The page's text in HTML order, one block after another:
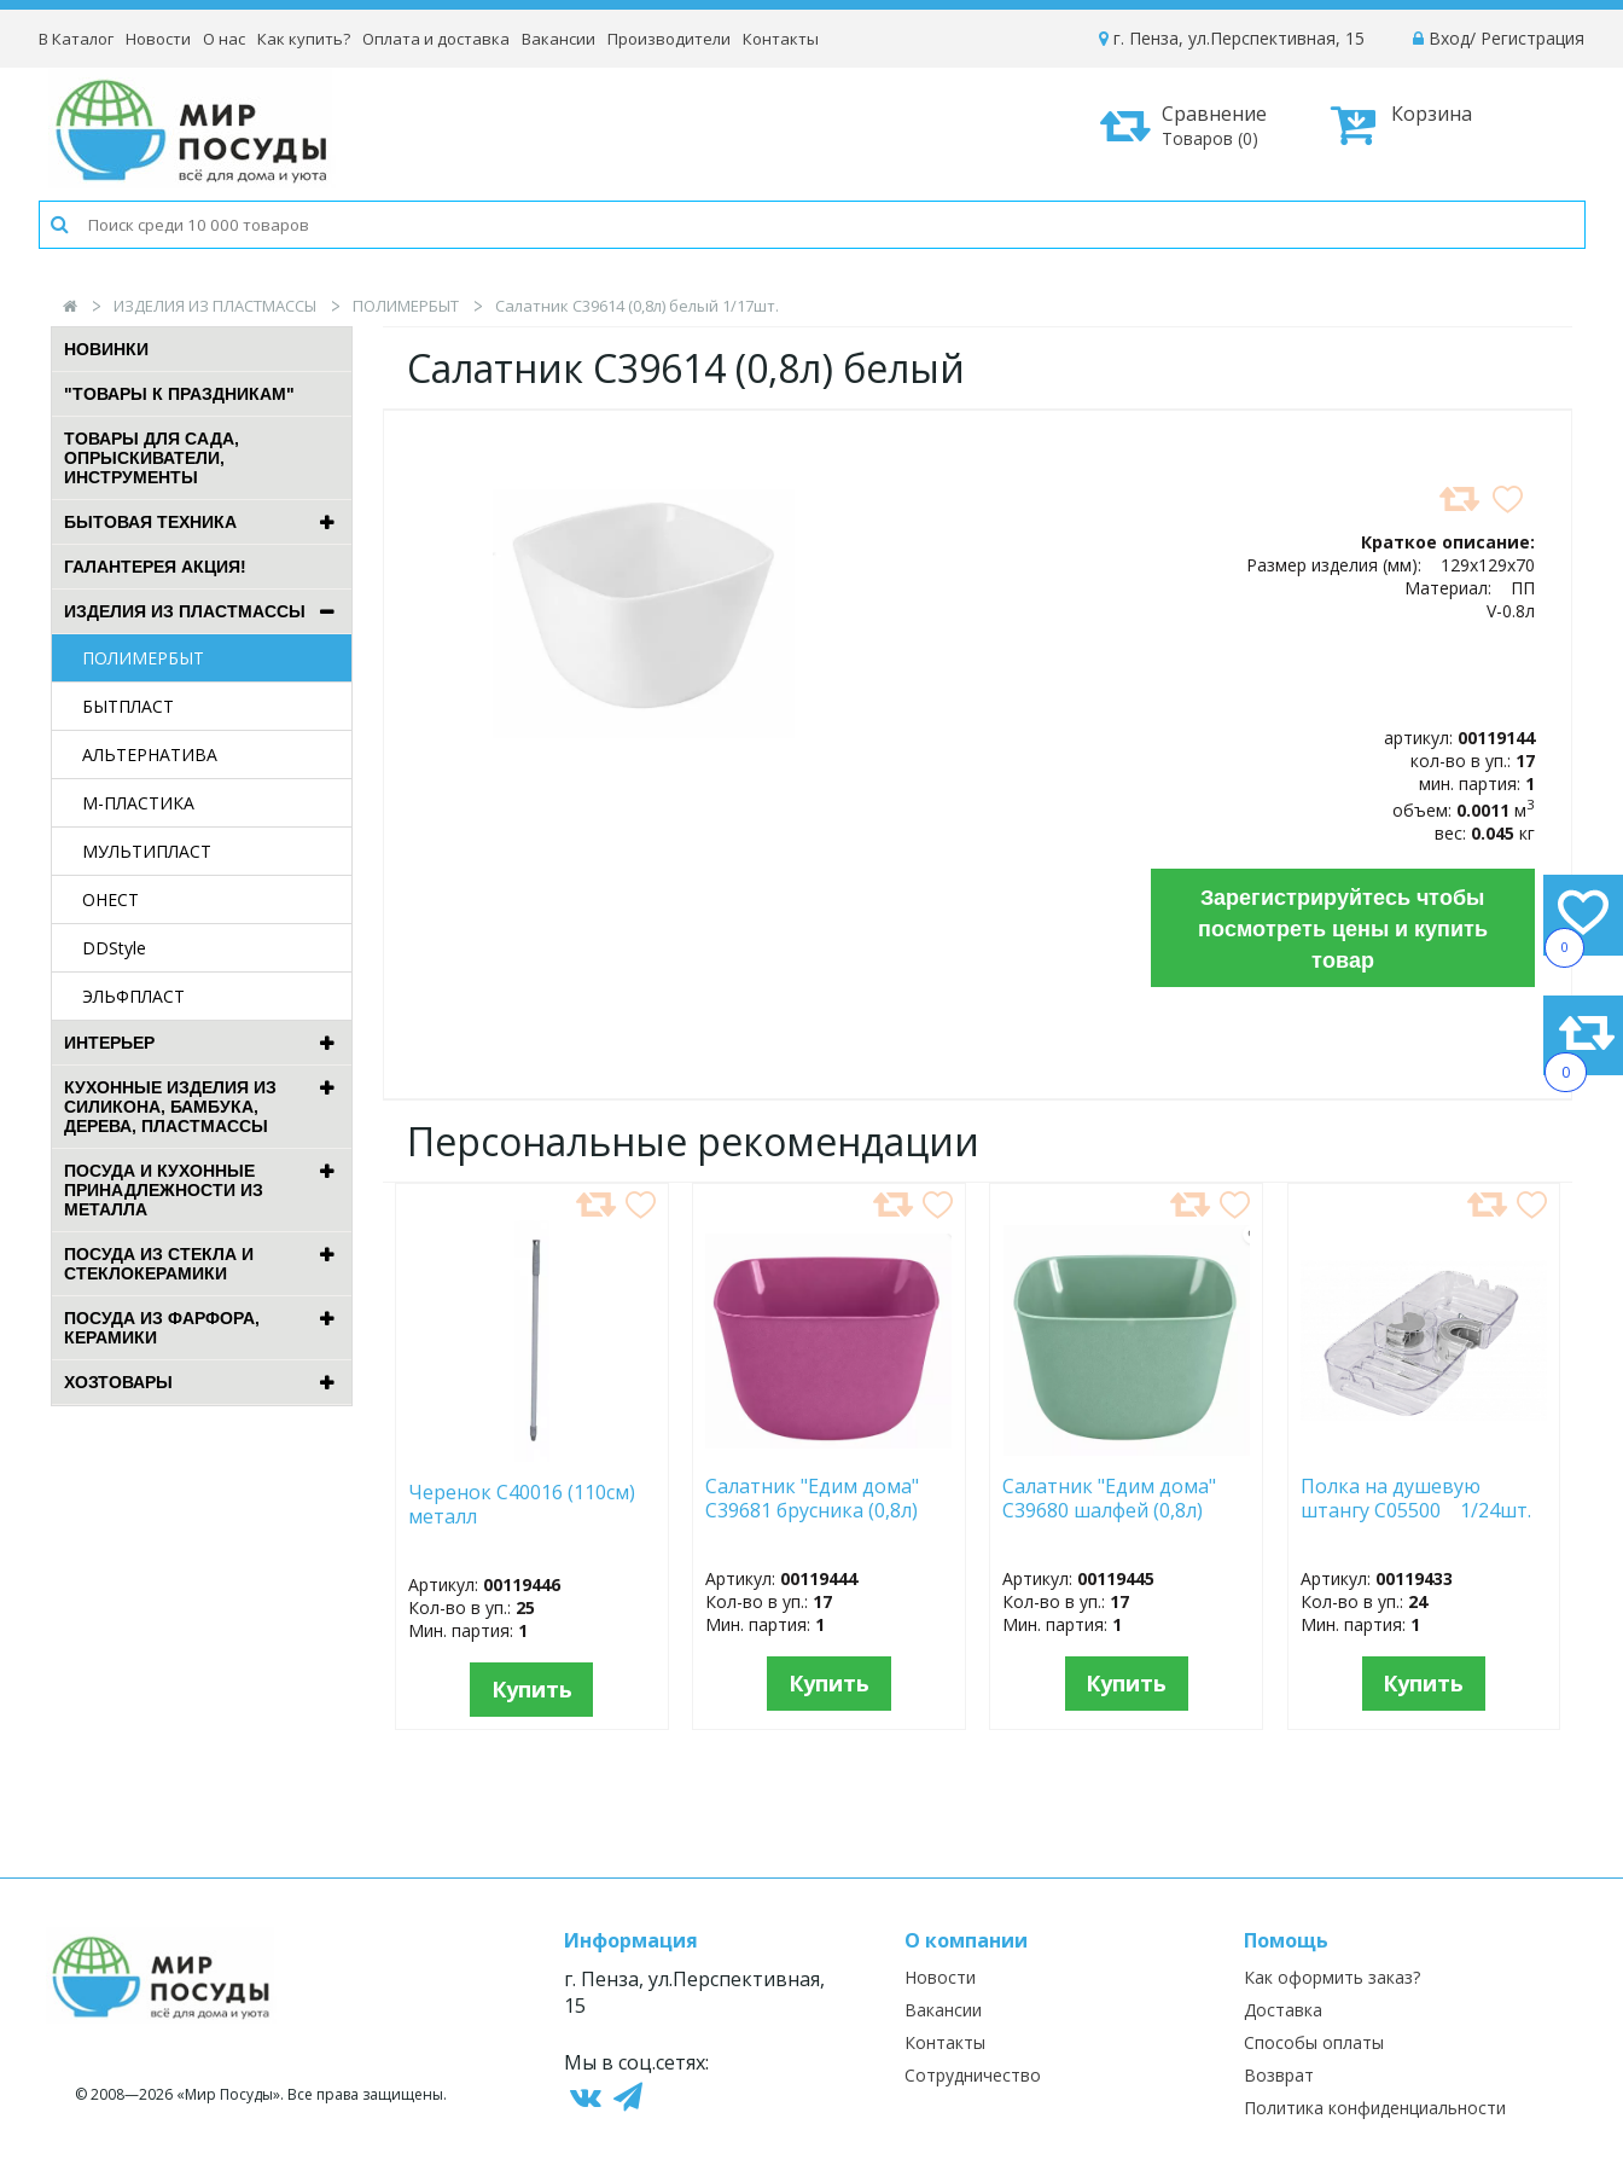
0
0
В Каталог Новости О нас Как купить? Оплата и доставка Вакансии Производители Контакты Вход/ Регистрация
г. Пенза, ул.Перспективная, 15
Корзина
Сравнение
Товаров (0)
ИЗДЕЛИЯ ИЗ ПЛАСТМАССЫ ПОЛИМЕРБЫТ Салатник С39614 (0,8л) белый 1/17шт.
НОВИНКИ
"ТОВАРЫ К ПРАЗДНИКАМ"
ТОВАРЫ ДЛЯ САДА,
ОПРЫСКИВАТЕЛИ,
ИНСТРУМЕНТЫ
БЫТОВАЯ ТЕХНИКА
ГАЛАНТЕРЕЯ АКЦИЯ!
ИЗДЕЛИЯ ИЗ ПЛАСТМАССЫ
ПОЛИМЕРБЫТ
БЫТПЛАСТ
АЛЬТЕРНАТИВА
М-ПЛАСТИКА
МУЛЬТИПЛАСТ
ОНЕСТ
DDStyle
ЭЛЬФПЛАСТ
ИНТЕРЬЕР
КУХОННЫЕ ИЗДЕЛИЯ ИЗ
СИЛИКОНА, БАМБУКА,
ДЕРЕВА, ПЛАСТМАССЫ
ПОСУДА И КУХОННЫЕ
ПРИНАДЛЕЖНОСТИ ИЗ
МЕТАЛЛА
ПОСУДА ИЗ СТЕКЛА И
СТЕКЛОКЕРАМИКИ
ПОСУДА ИЗ ФАРФОРА,
КЕРАМИКИ
ХОЗТОВАРЫ
Салатник С39614 (0,8л) белый
Краткое описание:
Размер изделия (мм): 129х129х70
Материал: ПП
V-0.8л
артикул: 00119144
кол-во в уп.: 17
мин. партия: 1
объем: 0.0011 м3
вес: 0.045 кг
Зарегистрируйтесь чтобы
посмотреть цены и купить
товар
Персональные рекомендации
ИЗБРАННОЕ
Черенок С40016 (110см)
металл
Артикул: 00119446
Кол-во в уп.: 25
Мин. партия: 1
Купить
ИЗБРАННОЕ
Салатник "Едим дома"
С39681 брусника (0,8л)
Артикул: 00119444
Кол-во в уп.: 17
Мин. партия: 1
Купить
ИЗБРАННОЕ
Салатник "Едим дома"
С39680 шалфей (0,8л)
Артикул: 00119445
Кол-во в уп.: 17
Мин. партия: 1
Купить
Полка на душевую
штангу С05500 1/24шт.
Артикул: 00119433
Кол-во в уп.: 24
Мин. партия: 1
Купить
© 2008—2026 «Мир Посуды». Все права защищены.
Информация
г. Пенза, ул.Перспективная,
15
Мы в соц.сетях:
О компании
Новости
Вакансии
Контакты
Сотрудничество
Помощь
Как оформить заказ?
Доставка
Способы оплаты
Возврат
Политика конфиденциальности